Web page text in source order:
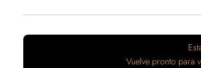
Vuelve pronto para